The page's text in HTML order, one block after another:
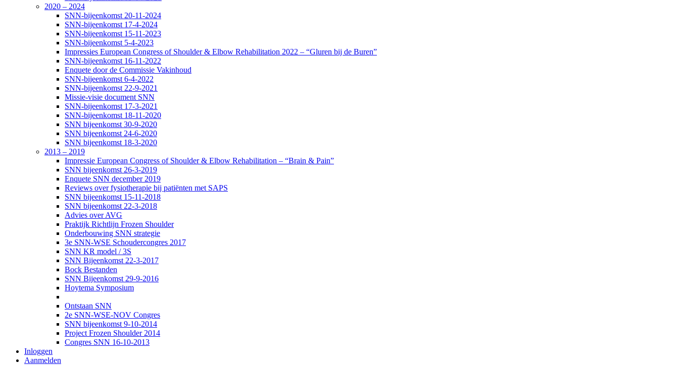
2020 – 2024
SNN-bijeenkomst 20-11-2024
SNN-bijeenkomst 17-4-2024
SNN-bijeenkomst 15-11-2023
SNN-bijeenkomst 5-4-2023
Impressies European Congress of Shoulder & Elbow Rehabilitation 2022 – “Gluren bij de Buren”
SNN-bijeenkomst 16-11-2022
Enquete door de Commissie Vakinhoud
SNN-bijeenkomst 6-4-2022
SNN-bijeenkomst 22-9-2021
Missie-visie document SNN
SNN-bijeenkomst 17-3-2021
SNN-bijeenkomst 18-11-2020
SNN bijeenkomst 30-9-2020
SNN bijeenkomst 24-6-2020
SNN bijeenkomst 18-3-2020
2013 – 2019
Impressie European Congress of Shoulder & Elbow Rehabilitation – “Brain & Pain”
SNN bijeenkomst 26-3-2019
Enquete SNN december 2019
Reviews over fysiotherapie bij patiënten met SAPS
SNN bijeenkomst 15-11-2018
SNN bijeenkomst 22-3-2018
Advies over AVG
Praktijk Richtlijn Frozen Shoulder
Onderbouwing SNN strategie
3e SNN-WSE Schoudercongres 2017
SNN KR model / 3S
SNN Bijeenkomst 22-3-2017
Bock Bestanden
SNN Bijeenkomst 29-9-2016
Hoytema Symposium
Ontstaan SNN
2e SNN-WSE-NOV Congres
SNN bijeenkomst 9-10-2014
Project Frozen Shoulder 2014
Congres SNN 16-10-2013
Inloggen
Aanmelden